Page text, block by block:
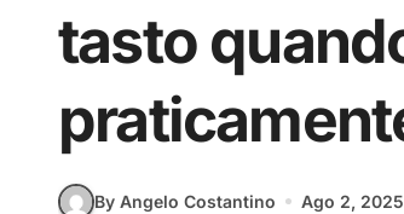
tasto
By Angelo Costantino Ago 2, 2025